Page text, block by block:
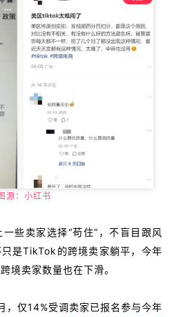
源：小红书
些卖家选择“苟住”，不盲目跟风
是TikTok的跨境卖家躺平， 今年
境卖家数量也在下滑。
，仅14%受调卖家已报名参与今年